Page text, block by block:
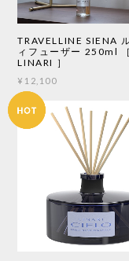
TRAVELLINE SIENA
ィフューザー 250ml ［
LINARI ］
¥12,100